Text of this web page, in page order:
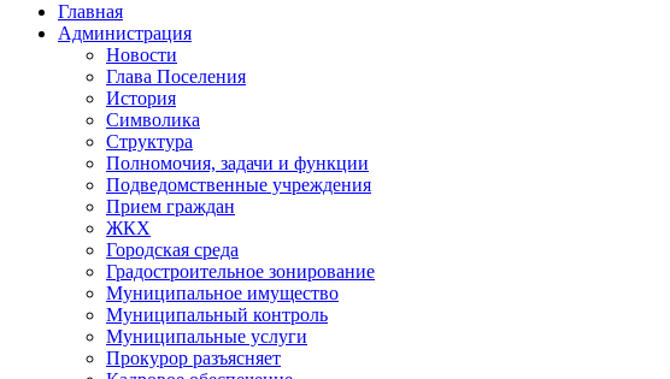
Главная
Администрация
Новости
Глава Поселения
История
Символика
Структура
Полномочия, задачи и функции
Подведомственные учреждения
Прием граждан
ЖКХ
Городская среда
Градостроительное зонирование
Муниципальное имущество
Муниципальный контроль
Муниципальные услуги
Прокурор разъясняет